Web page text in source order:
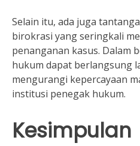
Selain itu, ada juga
birokrasi yang seringkali
penanganan kasus. Dalam
hukum dapat berlangsung
mengurangi kepercayaan
institusi penegak hukum.
Kesimpulan